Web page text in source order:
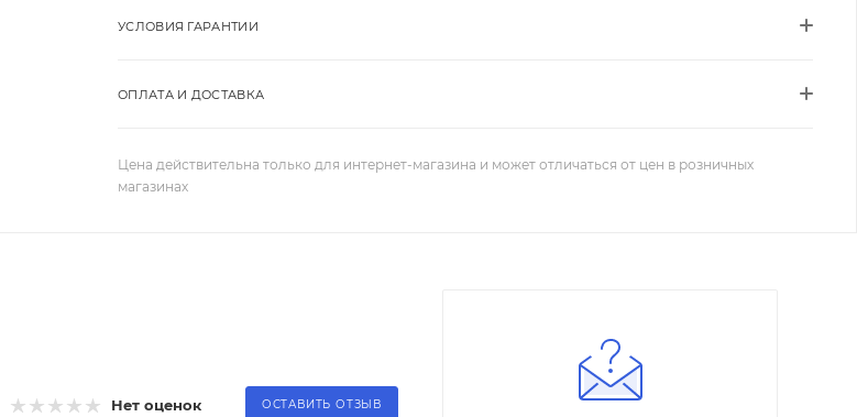
УСЛОВИЯ ГАРАНТИИ
ОПЛАТА И ДОСТАВКА
Цена действительна только для интернет-магазина и может отличаться от цен в розничных
магазинах
Нет оценок ОСТАВИТЬ ОТЗЫВ